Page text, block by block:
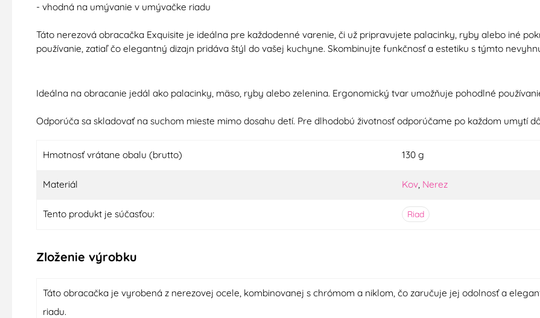
- vhodná na umývanie v umývačke riadu
Táto nerezová obracačka Exquisite je ideálna pre každodenné varenie, či už pripravujete palacinky, ryby alebo iné
používanie, zatiaľ čo elegantný dizajn pridáva štýl do vašej kuchyne. Skombinujte funkčnosť a estetiku s týmto
Ideálna na obracanie jedál ako palacinky, mäso, ryby alebo zelenina. Ergonomický tvar umožňuje pohodlné
Odporúča sa skladovať na suchom mieste mimo dosahu detí. Pre dlhodobú životnosť odporúčame po každom umytí
Hmotnosť vrátane obalu (brutto) 130 g
Materiál Kov Nerez
Tento produkt je súčasťou: Riad
Zloženie výrobku
Táto obracačka je vyrobená z nerezovej ocele, kombinovanej s chrómom a niklom, čo zaručuje jej odolnosť a
riadu.